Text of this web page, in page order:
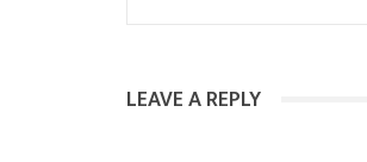
LEAVE A REPLY